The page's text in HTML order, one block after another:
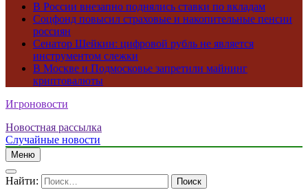
В России внезапно поднялись ставки по вкладам
Соцфонд повысил страховые и накопительные пенсии
россиян
Сенатор Шейкин: цифровой рубль не является
инструментом слежки
В Москве и Подмосковье запретили майнинг
криптовалюты
Игроновости
Новостная рассылка
Случайные новости
Меню
Найти: